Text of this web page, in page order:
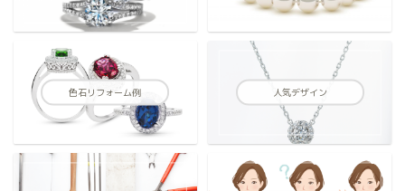
色石リフォーム例 人気デザイン